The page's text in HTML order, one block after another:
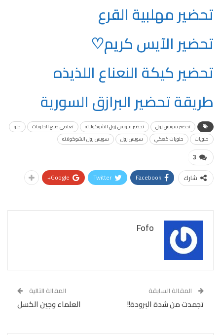
تحضير مهلبية القرع
تحضير الآيس كريم♡
تحضير كيكة النعناع اللذيذه
طريقة تحضير البرازق السورية
تحضير سويس رول تحضير سويس رول الشوكولاته تعلمي صنع الحلويات
حلو
حلويات
حلويات كعكي سويس رول سويس رول الشوكولاته
3
شارك Facebook
Twitter
Google+
Fofo
المقالة السابقة
تجمدت من شدة البرودة!!
المقالة التالية
العلماء وجين الكسل